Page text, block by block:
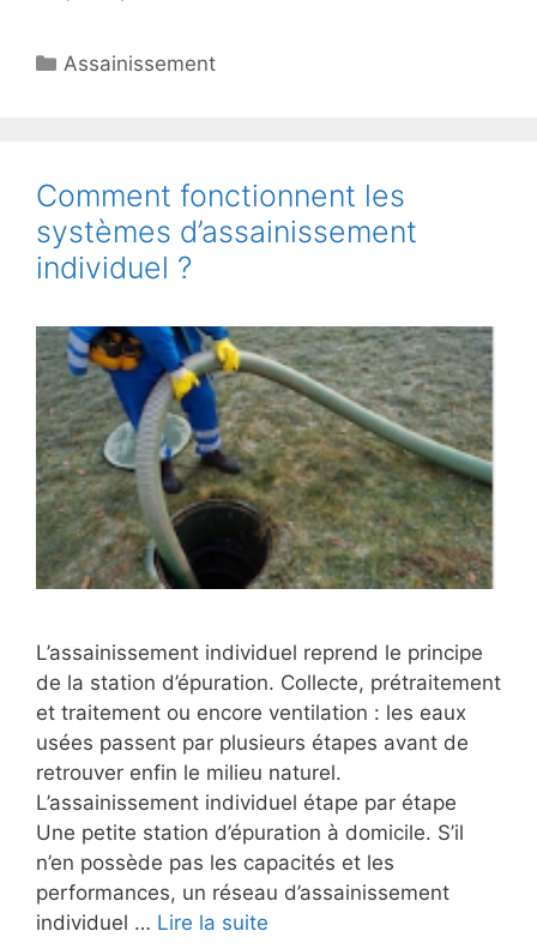
Catégories
Assainissement
Comment fonctionnent les
systèmes d’assainissement
individuel ?
L’assainissement individuel reprend le principe
de la station d’épuration. Collecte, prétraitement
et traitement ou encore ventilation : les eaux
usées passent par plusieurs étapes avant de
retrouver enfin le milieu naturel.
L’assainissement individuel étape par étape
Une petite station d’épuration à domicile. S’il
n’en possède pas les capacités et les
performances, un réseau d’assainissement
individuel … Lire la suite